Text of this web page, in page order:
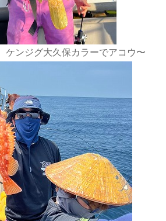
ケンジグ大久保カラーでアコウ〜